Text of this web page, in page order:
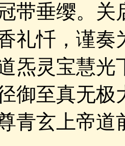
带垂缨。
礼忏，谨
炁灵宝慧
御至真无
青玄上帝道